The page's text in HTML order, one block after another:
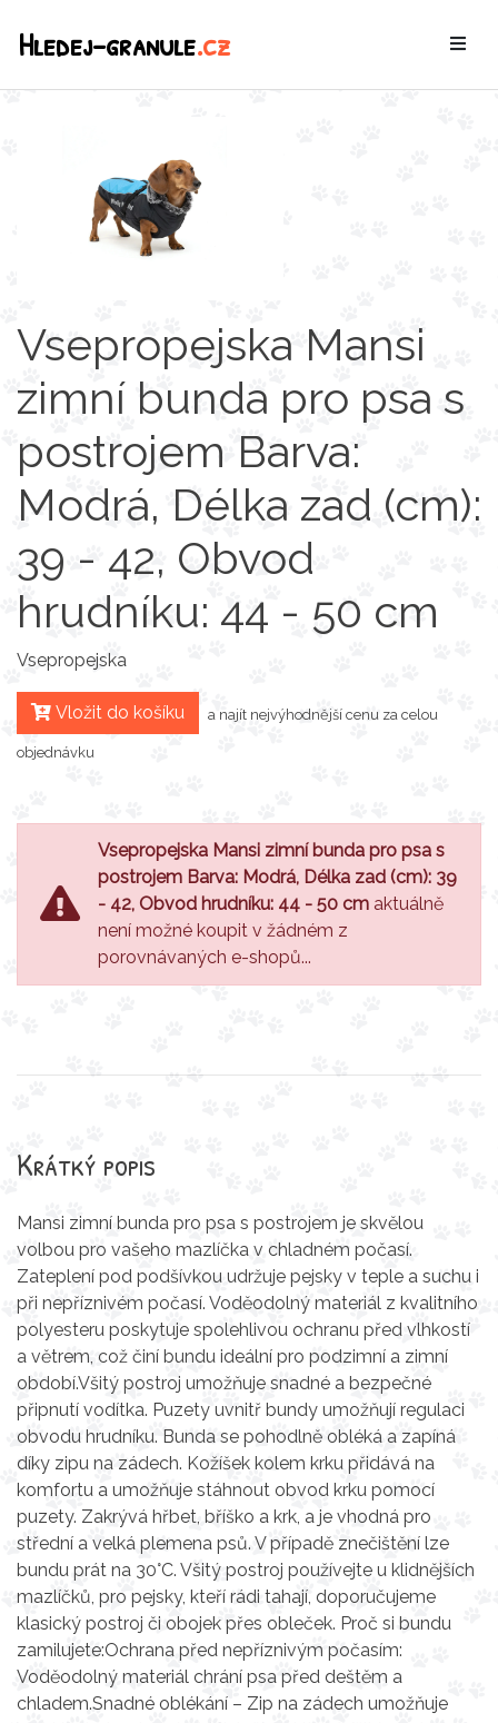
Hledej-granule.cz
Vsepropejska Mansi
zimní bunda pro psa s
postrojem Barva:
Modrá, Délka zad (cm):
39 - 42, Obvod
hrudníku: 44 - 50 cm
Vsepropejska
Vložit do košíku a najít nejvýhodnější cenu za celou
objednávku
Vsepropejska Mansi zimní bunda pro psa s
postrojem Barva: Modrá, Délka zad (cm): 39
- 42, Obvod hrudníku: 44 - 50 cm aktuálně
není možné koupit v žádném z
porovnávaných e-shopů...
Krátký popis
Mansi zimní bunda pro psa s postrojem je skvělou
volbou pro vašeho mazlíčka v chladném počasí.
Zateplení pod podšívkou udržuje pejsky v teple a suchu i
při nepříznivém počasí. Voděodolný materiál z kvalitního
polyesteru poskytuje spolehlivou ochranu před vlhkostí
a větrem, což činí bundu ideální pro podzimní a zimní
období.Všitý postroj umožňuje snadné a bezpečné
připnutí vodítka. Puzety uvnitř bundy umožňují regulaci
obvodu hrudníku. Bunda se pohodlně obléká a zapíná
díky zipu na zádech. Kožíšek kolem krku přidává na
komfortu a umožňuje stáhnout obvod krku pomocí
puzety. Zakrývá hřbet, bříško a krk, a je vhodná pro
střední a velká plemena psů. V případě znečištění lze
bundu prát na 30°C. Všitý postroj používejte u klidnějších
mazlíčků, pro pejsky, kteří rádi tahají, doporučujeme
klasický postroj či obojek přes obleček. Proč si bundu
zamilujete:Ochrana před nepříznivým počasím:
Voděodolný materiál chrání psa před deštěm a
chladem.Snadné oblékání – Zip na zádech umožňuje